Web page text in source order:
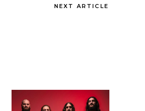
NEXT ARTICLE